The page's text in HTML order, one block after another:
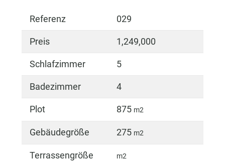
Referenz 029
Preis 1,249,000
Schlafzimmer 5
Badezimmer 4
Plot 875 m2
Gebäudegröße 275 m2
Terrassengröße m2